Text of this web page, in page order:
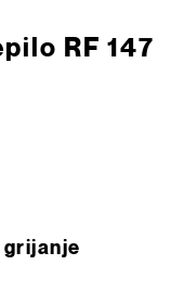
RF 147
grijanje